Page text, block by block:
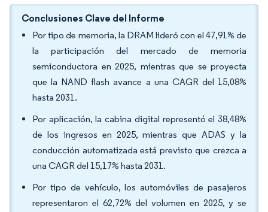
Conclusiones Clave del Informe
Por tipo de memoria, la DRAM lideró con el 47,91% de
la participación del mercado de memoria
semiconductora en 2025, mientras que se proyecta
que la NAND flash avance a una CAGR del 15,08%
hasta 2031.
Por aplicación, la cabina digital representó el 38,48%
de los ingresos en 2025, mientras que ADAS y la
conducción automatizada está previsto que crezca a
una CAGR del 15,17% hasta 2031.
Por tipo de vehículo, los automóviles de pasajeros
representaron el 62,72% del volumen en 2025, y se